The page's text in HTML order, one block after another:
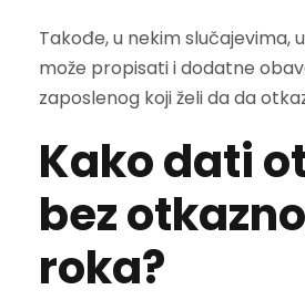
Takođe, u nekim slučajevima,
može propisati i dodatne
zaposlenog koji želi da da
Kako dati
bez
roka?